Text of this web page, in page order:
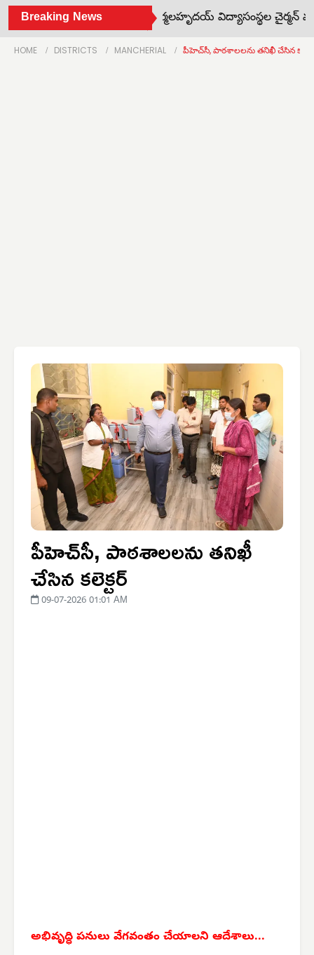
Breaking News
గేట్లు మూసివేత! • నిర్మలహృదయ్ విద్యాసంస్థల చైర్మన్
HOME DISTRICTS MANCHERIAL పీహెచ్‌సీ, పాఠశాలలను తనిఖీ చేసిన
పీహెచ్‌సీ, పాఠశాలలను తనిఖీ
చేసిన కలెక్టర్
09-07-2026 01:01 AM
అభివృద్ధి పనులు వేగవంతం చేయాలని ఆదేశాలు...